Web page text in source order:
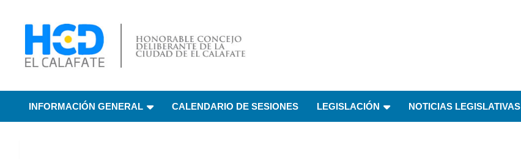
Honorable Concejo
Deliberante de El
INFORMACIÓN GENERAL CALENDARIO DE SESIONES LEGISLACIÓN NOTICIAS LEGISLATIVAS